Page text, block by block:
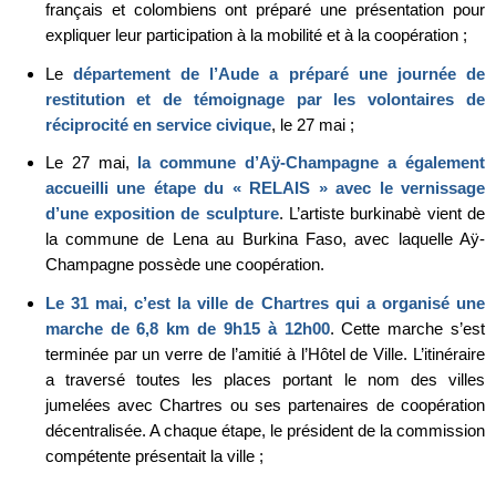
français et colombiens ont préparé une présentation pour
expliquer leur participation à la mobilité et à la coopération ;
Le département de l’Aude a préparé une journée de
restitution et de témoignage par les volontaires de
réciprocité en service civique, le 27 mai ;
Le 27 mai, la commune d’Aÿ-Champagne a également
accueilli une étape du « RELAIS » avec le vernissage
d’une exposition de sculpture. L’artiste burkinabè vient de
la commune de Lena au Burkina Faso, avec laquelle Aÿ-
Champagne possède une coopération.
Le 31 mai, c’est la ville de Chartres qui a organisé une
marche de 6,8 km de 9h15 à 12h00. Cette marche s’est
terminée par un verre de l’amitié à l’Hôtel de Ville. L’itinéraire
a traversé toutes les places portant le nom des villes
jumelées avec Chartres ou ses partenaires de coopération
décentralisée. A chaque étape, le président de la commission
compétente présentait la ville ;